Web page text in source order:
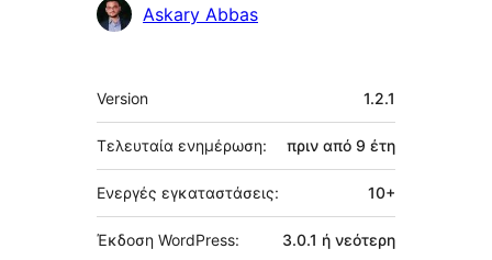
Συντελεστές
Askary Abbas
Μεταστοιχεία
Version 1.2.1
Τελευταία ενημέρωση: πριν από 9 έτη
Ενεργές εγκαταστάσεις: 10+
Έκδοση WordPress: 3.0.1 ή νεότερη